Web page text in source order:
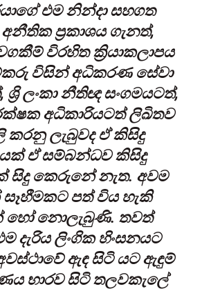
එම නින්දා සහගත
ප්‍රකාශය ගැනත්,
විරහිත ක්‍රියාකලාපය
විසින් අධිකරණ සේවා
ලංකා නීතිඥ සංගමයටත්,
අධිකාරියටත් ලිඛිතව
කරනු ලැබුවද ඒ කිසිදු
ඒ සම්බන්ධව කිසිදු
සිදු කෙරුනේ නැත. අවම
පත් විය හැකි
හෝ නොලැබුණි. තවත්
දැරිය ලිංගික හිංසනයට
ඇඳ සිටි යට ඇඳුම්
භාරව සිටි තලවකැලේ